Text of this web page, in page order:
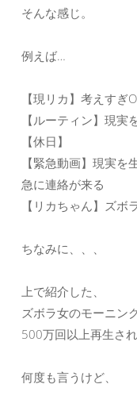
そんな感じ。
例えば…
【現リカ】考えすぎ
【ルーティン】現
【休日】
【緊急動画】現実
急に連絡が来る
【リカちゃん】ズボ
ちなみに、、、
上で紹介した、
ズボラ女のモーニン
500万回以上再生さ
何度も言うけど、